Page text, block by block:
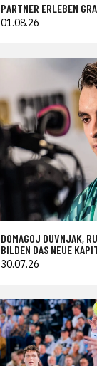
PARTNER ERLEBEN
01.08.26
DOMAGOJ DUVNJAK,
BILDEN DAS NEUE
30.07.26